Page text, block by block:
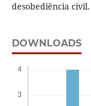
desobediência civil.
DOWNLOADS